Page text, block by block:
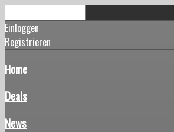
Einloggen
Registrieren
Home
Deals
News